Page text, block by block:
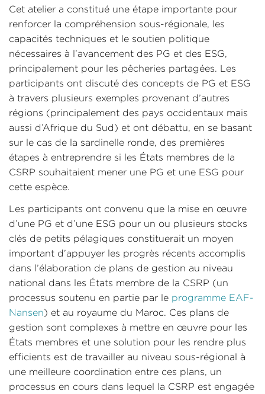
Cet atelier a constitué une étape importante pour
renforcer la compréhension sous-régionale, les
capacités techniques et le soutien politique
nécessaires à l’avancement des PG et des ESG,
principalement pour les pêcheries partagées. Les
participants ont discuté des concepts de PG et ESG
à travers plusieurs exemples provenant d’autres
régions (principalement des pays occidentaux mais
aussi d’Afrique du Sud) et ont débattu, en se basant
sur le cas de la sardinelle ronde, des premières
étapes à entreprendre si les États membres de la
CSRP souhaitaient mener une PG et une ESG pour
cette espèce.
Les participants ont convenu que la mise en œuvre
d’une PG et d’une ESG pour un ou plusieurs stocks
clés de petits pélagiques constituerait un moyen
important d’appuyer les progrès récents accomplis
dans l’élaboration de plans de gestion au niveau
national dans les États membre de la CSRP (un
processus soutenu en partie par le programme EAF-
Nansen) et au royaume du Maroc. Ces plans de
gestion sont complexes à mettre en œuvre pour les
États membres et une solution pour les rendre plus
efficients est de travailler au niveau sous-régional à
une meilleure coordination entre ces plans, un
processus en cours dans lequel la CSRP est engagée